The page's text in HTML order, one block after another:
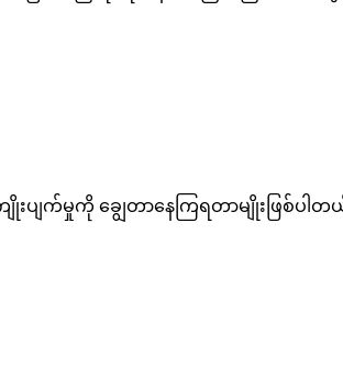
းပျက်မှုကို ချွေတာနေကြရတာမျိုးဖြစ်ပါတ